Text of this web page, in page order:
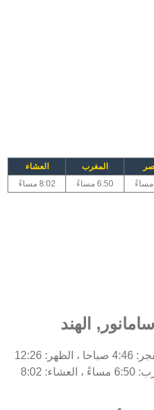
المغرب
العشاء
6:50 مساءً 8:02 مساءً
الهند
لهذا اليوم : الفجر: 4:46 صباحا ، الظهر: 12:26
مساءً ، العصر: 3:35 مساءً ، المغرب: 6:50 مساءً ، العشاء: 8:02